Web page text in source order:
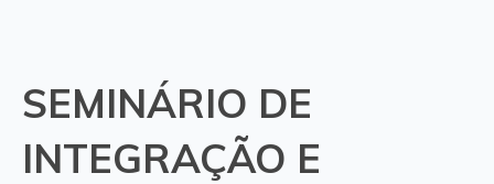
SEMINÁRIO DE
INTEGRAÇÃO E